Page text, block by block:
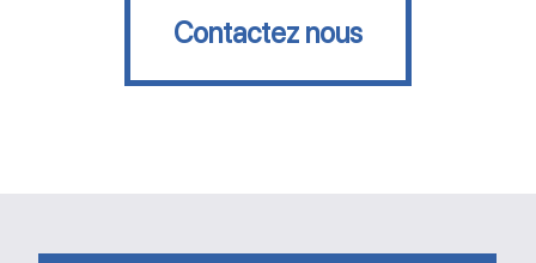
Contactez nous